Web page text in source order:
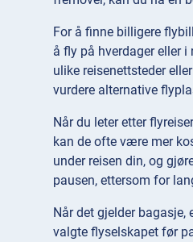
For å finne billigere
å fly på hverdager eller
ulike reisenettsteder
vurdere alternative
Når du leter etter
kan de ofte være mer
under reisen din, og
pausen, ettersom for
Når det gjelder
valgte flyselskapet før